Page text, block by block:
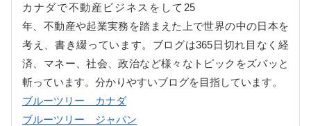
カナダで不動産ビジネスをして25
年、不動産や起業実務を踏まえた上で世界の中の日本を
考え、書き綴っています。ブログは365日切れ目なく経
済、マネー、社会、政治など様々なトピックをズバッと
斬っています。分かりやすいブログを目指しています。
ブルーツリー カナダ
ブルーツリー ジャパン